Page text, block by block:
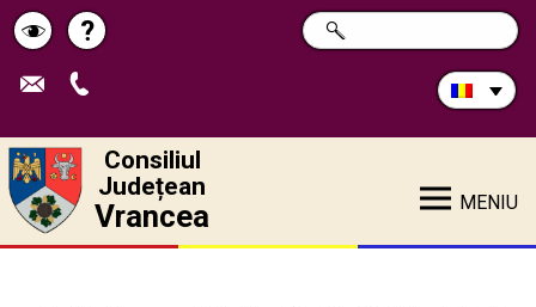
Schimbă
contrastul
Pagina
de
?
Caută
în
CAUTĂ
Consiliul
Județean
Vrancea MENIU